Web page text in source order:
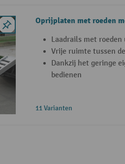
Oprijplaten met roeden
Laadrails met
Vrije ruimte tussen
Dankzij het geringe
bedienen
11 Varianten